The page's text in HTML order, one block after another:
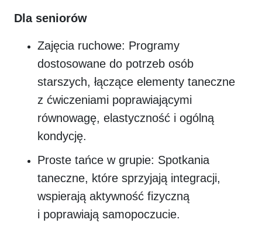
Dla seniorów
Zajęcia ruchowe: Programy
dostosowane do potrzeb osób
starszych, łączące elementy taneczne
z ćwiczeniami poprawiającymi
równowagę, elastyczność i ogólną
kondycję.
Proste tańce w grupie: Spotkania
taneczne, które sprzyjają integracji,
wspierają aktywność fizyczną
i poprawiają samopoczucie.